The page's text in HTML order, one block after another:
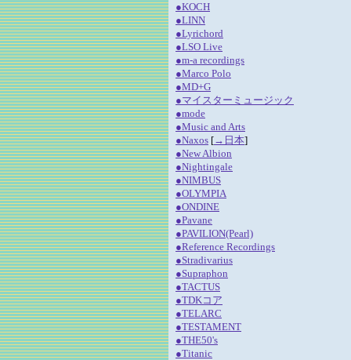
●KOCH
●LINN
●Lyrichord
●LSO Live
●m-a recordings
●Marco Polo
●MD+G
●マイスターミュージック
●mode
●Music and Arts
●Naxos [→日本]
●New Albion
●Nightingale
●NIMBUS
●OLYMPIA
●ONDINE
●Pavane
●PAVILION(Pearl)
●Reference Recordings
●Stradivarius
●Supraphon
●TACTUS
●TDKコア
●TELARC
●TESTAMENT
●THE50's
●Titanic